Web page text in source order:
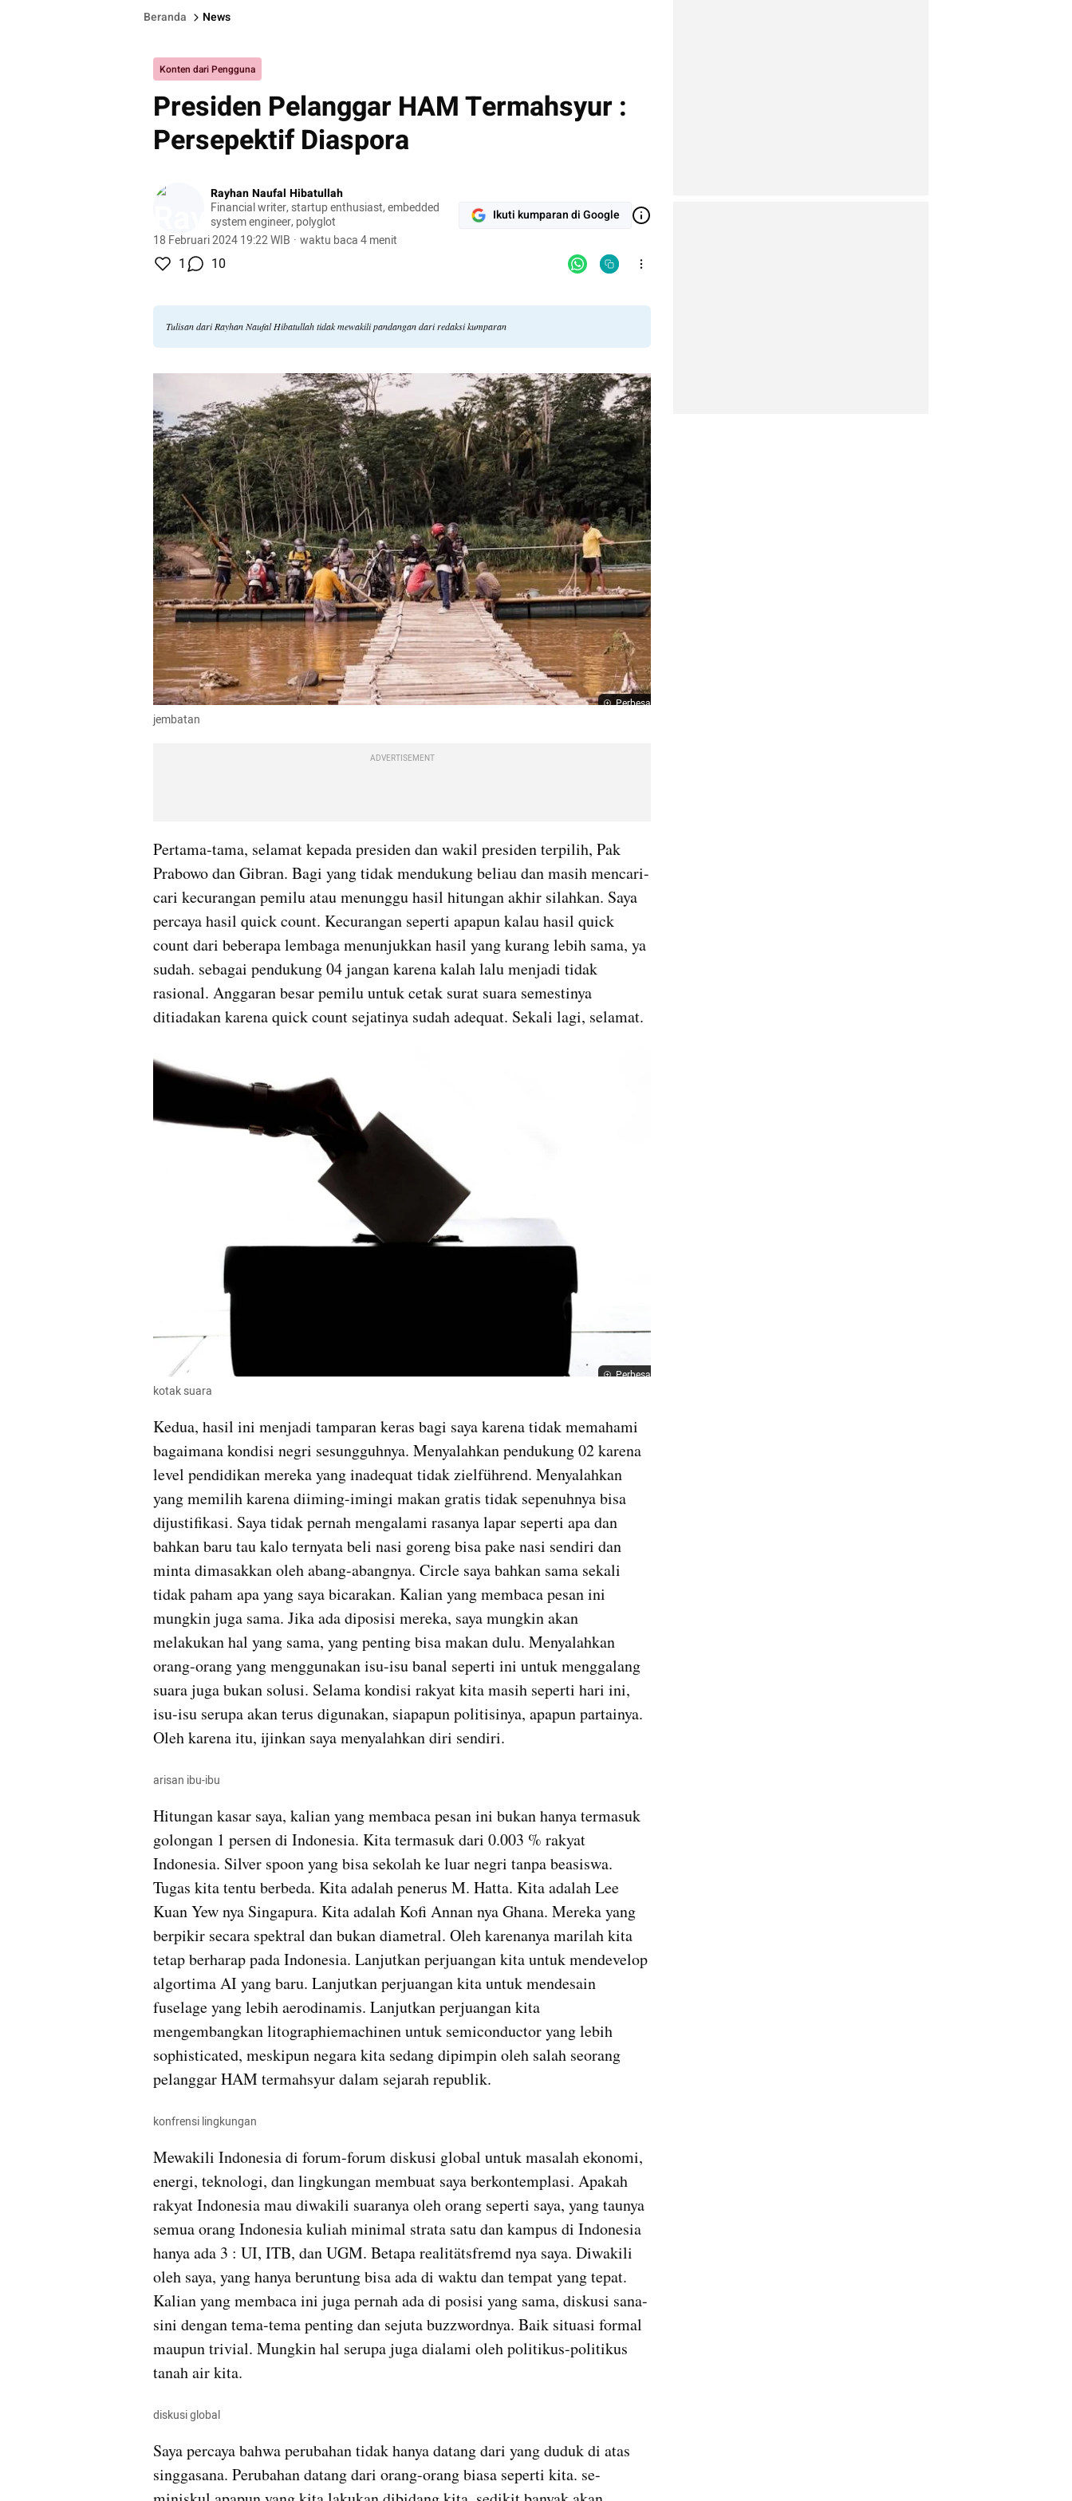
Beranda News
Konten dari Pengguna
Presiden Pelanggar HAM Termahsyur :
Persepektif Diaspora
Rayhan Naufal Hibatullah
Financial writer, startup enthusiast, embedded
system engineer, polyglot
18 Februari 2024 19:22 WIB · waktu baca 4 menit
Ikuti kumparan di Google
1 10
Tulisan dari Rayhan Naufal Hibatullah tidak mewakili pandangan dari redaksi kumparan
Perbesar
jembatan
ADVERTISEMENT
Pertama-tama, selamat kepada presiden dan wakil presiden terpilih, Pak
Prabowo dan Gibran. Bagi yang tidak mendukung beliau dan masih mencari-
cari kecurangan pemilu atau menunggu hasil hitungan akhir silahkan. Saya
percaya hasil quick count. Kecurangan seperti apapun kalau hasil quick
count dari beberapa lembaga menunjukkan hasil yang kurang lebih sama, ya
sudah. sebagai pendukung 04 jangan karena kalah lalu menjadi tidak
rasional. Anggaran besar pemilu untuk cetak surat suara semestinya
ditiadakan karena quick count sejatinya sudah adequat. Sekali lagi, selamat.
Perbesar
kotak suara
Kedua, hasil ini menjadi tamparan keras bagi saya karena tidak memahami
bagaimana kondisi negri sesungguhnya. Menyalahkan pendukung 02 karena
level pendidikan mereka yang inadequat tidak zielführend. Menyalahkan
yang memilih karena diiming-imingi makan gratis tidak sepenuhnya bisa
dijustifikasi. Saya tidak pernah mengalami rasanya lapar seperti apa dan
bahkan baru tau kalo ternyata beli nasi goreng bisa pake nasi sendiri dan
minta dimasakkan oleh abang-abangnya. Circle saya bahkan sama sekali
tidak paham apa yang saya bicarakan. Kalian yang membaca pesan ini
mungkin juga sama. Jika ada diposisi mereka, saya mungkin akan
melakukan hal yang sama, yang penting bisa makan dulu. Menyalahkan
orang-orang yang menggunakan isu-isu banal seperti ini untuk menggalang
suara juga bukan solusi. Selama kondisi rakyat kita masih seperti hari ini,
isu-isu serupa akan terus digunakan, siapapun politisinya, apapun partainya.
Oleh karena itu, ijinkan saya menyalahkan diri sendiri.
arisan ibu-ibu
Hitungan kasar saya, kalian yang membaca pesan ini bukan hanya termasuk
golongan 1 persen di Indonesia. Kita termasuk dari 0.003 % rakyat
Indonesia. Silver spoon yang bisa sekolah ke luar negri tanpa beasiswa.
Tugas kita tentu berbeda. Kita adalah penerus M. Hatta. Kita adalah Lee
Kuan Yew nya Singapura. Kita adalah Kofi Annan nya Ghana. Mereka yang
berpikir secara spektral dan bukan diametral. Oleh karenanya marilah kita
tetap berharap pada Indonesia. Lanjutkan perjuangan kita untuk mendevelop
algortima AI yang baru. Lanjutkan perjuangan kita untuk mendesain
fuselage yang lebih aerodinamis. Lanjutkan perjuangan kita
mengembangkan litographiemachinen untuk semiconductor yang lebih
sophisticated, meskipun negara kita sedang dipimpin oleh salah seorang
pelanggar HAM termahsyur dalam sejarah republik.
konfrensi lingkungan
Mewakili Indonesia di forum-forum diskusi global untuk masalah ekonomi,
energi, teknologi, dan lingkungan membuat saya berkontemplasi. Apakah
rakyat Indonesia mau diwakili suaranya oleh orang seperti saya, yang taunya
semua orang Indonesia kuliah minimal strata satu dan kampus di Indonesia
hanya ada 3 : UI, ITB, dan UGM. Betapa realitätsfremd nya saya. Diwakili
oleh saya, yang hanya beruntung bisa ada di waktu dan tempat yang tepat.
Kalian yang membaca ini juga pernah ada di posisi yang sama, diskusi sana-
sini dengan tema-tema penting dan sejuta buzzwordnya. Baik situasi formal
maupun trivial. Mungkin hal serupa juga dialami oleh politikus-politikus
tanah air kita.
diskusi global
Saya percaya bahwa perubahan tidak hanya datang dari yang duduk di atas
singgasana. Perubahan datang dari orang-orang biasa seperti kita. se-